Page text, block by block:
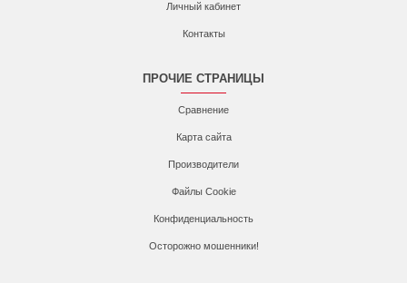
Личный кабинет
Контакты
ПРОЧИЕ СТРАНИЦЫ
Сравнение
Карта сайта
Производители
Файлы Cookie
Конфиденциальность
Осторожно мошенники!